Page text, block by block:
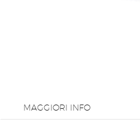
MAGGIORI INFO